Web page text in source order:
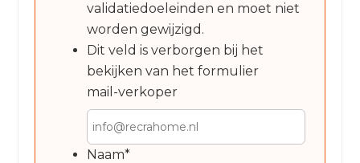
validatiedoeleinden en moet niet
worden gewijzigd.
Dit veld is verborgen bij het
bekijken van het formulier
mail-verkoper
Naam*